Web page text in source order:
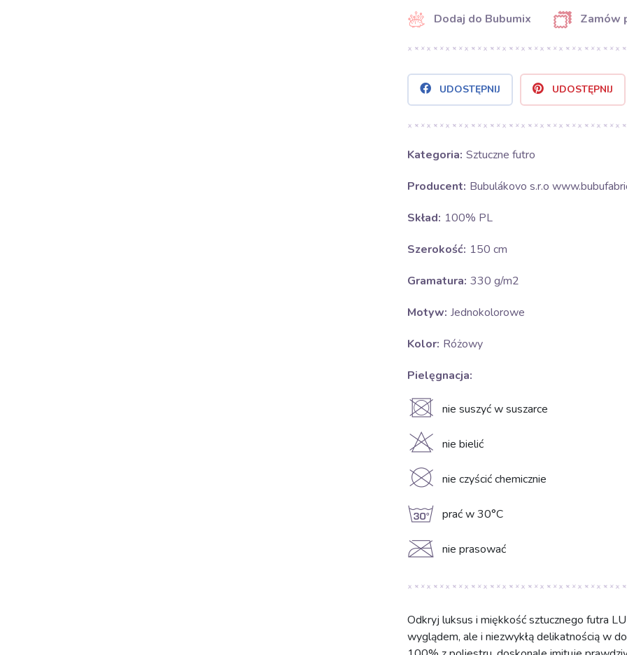
Dodaj do Bubumix Zamów
UDOSTĘPNIJ UDOSTĘPNIJ
Kategoria: Sztuczne futro
Producent: Bubulákovo s.r.o
Skład: 100% PL
Szerokość: 150 cm
Gramatura: 330 g/m2
Motyw: Jednokolorowe
Kolor: Różowy
Pielęgnacja:
U nie suszyć w suszarce
H nie bielić
K nie czyścić chemicznie
g prać w 30°C
C nie prasować
Odkryj luksus i miękkość sztucznego futra
wyglądem, ale i niezwykłą delikatnością w